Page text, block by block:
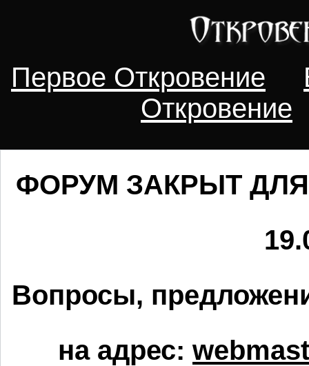
Первое Откровение
Откровение
ФОРУМ ЗАКРЫТ
Вопросы,
на адрес: